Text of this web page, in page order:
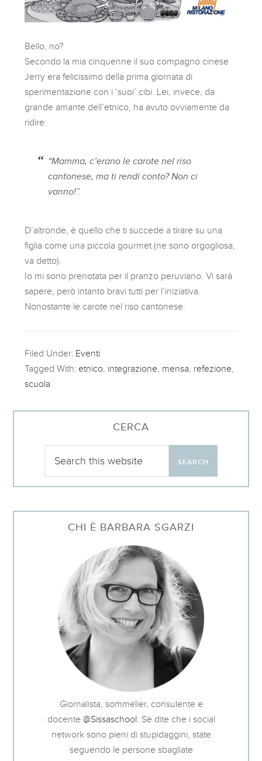
Bello, no?
Secondo la mia cinquenne il suo compagno cinese
Jerry era felicissimo della prima giornata di
sperimentazione con i ‘suoi’ cibi. Lei, invece, da
grande amante dell’etnico, ha avuto ovviamente da
ridire:
“Mamma, c’erano le carote nel riso
cantonese, ma ti rendi conto? Non ci
vanno!”.
D’altronde, è quello che ti succede a tirare su una
figlia come una piccola gourmet (ne sono orgogliosa,
va detto).
Io mi sono prenotata per il pranzo peruviano. Vi sarà
sapere, però intanto bravi tutti per l’iniziativa.
Nonostante le carote nel riso cantonese.
Filed Under: Eventi
Tagged With: etnico integrazione mensa refezione
scuola
CERCA
CHI È BARBARA SGARZI
Giornalista, sommelier, consulente e
docente @Sissaschool. Se dite che i social
network sono pieni di stupidaggini, state
seguendo le persone sbagliate